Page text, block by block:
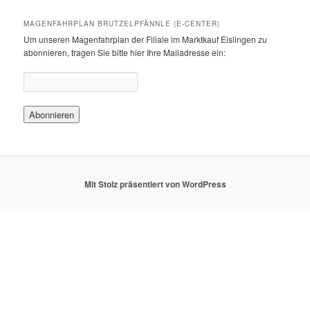
MAGENFAHRPLAN BRUTZELPFÄNNLE (E-CENTER)
Um unseren Magenfahrplan der Filiale im Marktkauf Eislingen zu
abonnieren, tragen Sie bitte hier Ihre Mailadresse ein:
Mit Stolz präsentiert von WordPress